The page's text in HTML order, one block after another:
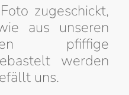
zugeschickt,
aus unseren
pfiffige
werden
uns.